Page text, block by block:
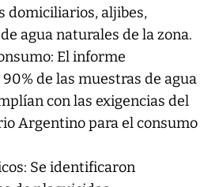
domiciliarios, aljibes,
agua naturales de la zona.
El informe
de las muestras de agua
con las exigencias del
Argentino para el consumo
Se identificaron